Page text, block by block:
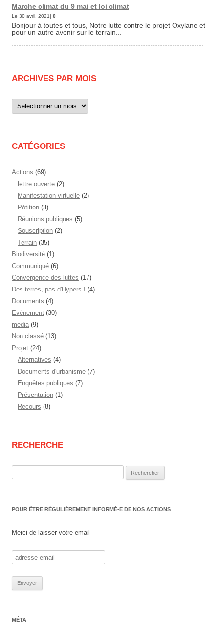
Marche climat du 9 mai et loi climat
Le 30 avril, 2021| 0
Bonjour à toutes et tous, Notre lutte contre le projet Oxylane et
pour un autre avenir sur le terrain...
ARCHIVES PAR MOIS
Archives
par
CATÉGORIES
Actions (69)
lettre ouverte (2)
Manifestation virtuelle (2)
Pétition (3)
Réunions publiques (5)
Souscription (2)
Terrain (35)
Biodiversité (1)
Communiqué (6)
Convergence des luttes (17)
Des terres, pas d'Hypers ! (4)
Documents (4)
Evénement (30)
media (9)
Non classé (13)
Projet (24)
Alternatives (4)
Documents d'urbanisme (7)
Enquêtes publiques (7)
Présentation (1)
Recours (8)
RECHERCHE
POUR ÊTRE RÉGULIÈREMENT INFORMÉ-E DE NOS ACTIONS
Merci de laisser votre email
MÉTA